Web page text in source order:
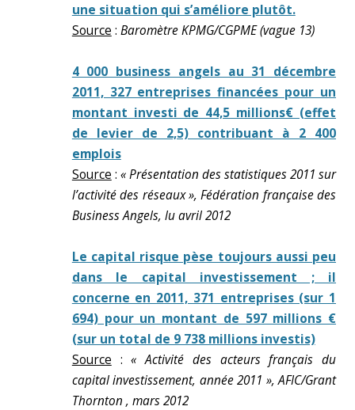
une situation qui s’améliore plutôt.
Source : Baromètre KPMG/CGPME (vague 13)
4 000 business angels au 31 décembre
2011, 327 entreprises financées pour un
montant investi de 44,5 millions€ (effet
de levier de 2,5) contribuant à 2 400
emplois
Source : « Présentation des statistiques 2011 sur
l’activité des réseaux », Fédération française des
Business Angels, lu avril 2012
Le capital risque pèse toujours aussi peu
dans le capital investissement ; il
concerne en 2011, 371 entreprises (sur 1
694) pour un montant de 597 millions €
(sur un total de 9 738 millions investis)
Source :« Activité des acteurs français du
capital investissement, année 2011 », AFIC/Grant
Thornton , mars 2012